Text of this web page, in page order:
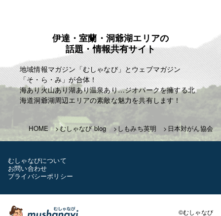
伊達・室蘭・洞爺湖エリアの
話題・情報共有サイト
地域情報マガジン「むしゃなび」とウェブマガジン
「そ・ら・み」が合体！
海あり火山あり湖あり温泉あり…ジオパークを擁する北
海道洞爺湖周辺エリアの素敵な魅力を共有します！
HOME むしゃなび blog しもみち英明 日本対がん協会
むしゃなびについて
お問い合わせ
プライバシーポリシー
©むしゃなび